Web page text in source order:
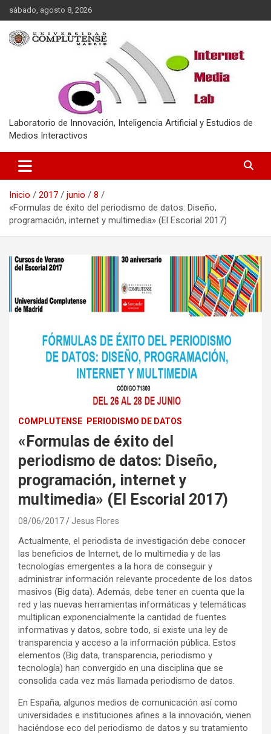
Saltar
al
contenido
sábado, agosto 8, 2026
Laboratorio de Innovación, Inteligencia Artificial y Estudios de
Medios Interactivos
Inicio 2017 junio
8
«Formulas de éxito del periodismo de datos: Diseño,
programación, internet y multimedia» (El Escorial 2017)
COMPLUTENSE PERIODISMO DE DATOS
«Formulas de éxito del
periodismo de datos: Diseño,
programación, internet y
multimedia» (El Escorial 2017)
08/06/2017 Jesus Flores
Actualmente, el periodista de investigación debe conocer
las beneficios de Internet, de lo multimedia y de las
tecnologías emergentes a la hora de conseguir y
administrar información relevante procedente de los datos
masivos (Big data). Además, debe tener en cuenta que la
red y las nuevas herramientas informáticas y telemáticas
multiplican exponencialmente la cantidad de fuentes
informativas y datos, sobre todo, si existe una ley de
transparencia y acceso a la información pública. Estos
elementos (Big data, transparencia, periodismo y
tecnología) han convergido en una disciplina que se
consolida cada vez más llamada periodismo de datos.
En España, algunos medios de comunicación así como
universidades e instituciones afines a la innovación, vienen
haciéndose eco del periodismo de datos y su tratamiento